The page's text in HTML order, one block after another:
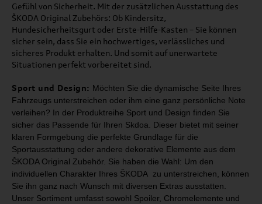
Gefühl von Sicherheit. Mit der zusätzlichen Ausstattung des
ŠKODA Original Zubehörs: Ob Kindersitz,
Hundesicherheitsgurt oder Erste-Hilfe-Kasten – Sie können
sicher sein, dass Sie ein hochwertiges, verlässliches und
sicheres Produkt erhalten. Und somit auf unerwartete
Situationen perfekt vorbereitet sind.
Sport und Design: Möchten Sie die dynamische Seite Ihres
Fahrzeugs unterstreichen oder ihm eine ganz persönliche Note
verleihen? In der Produktreihe Sport und Design finden Sie
sicher das Passende für Ihren Skdoa. Dieser bietet mit seiner
klaren Formgebung die perfekte Grundlage für die
Sportausstattung oder andere dekorative Elemente aus dem
ŠKODA Original Zubehör. Sie haben die Wahl: Um den
individuellen Charakter Ihres ŠKODA zu unterstreichen, können
Sie ihn ganz nach Wunsch mit diversen Extras ausstatten.
Unser Sortiment umfasst sowohl Spoiler, Chromelemente und